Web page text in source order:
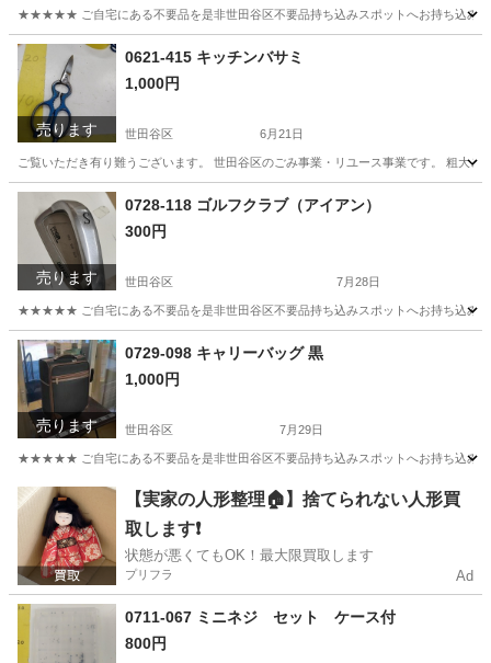
★★★★★ ご自宅にある不要品を是非世田谷区不要品持ち込みスポットへお持ち込みし
東京 世田谷区 カードゲーム スポット
売ります
0621-415 キッチンバサミ
1,000円
世田谷区 6月21日
ご覧いただき有り難うございます。 世⽥⾕区のごみ事業・リユース事業です。 粗
東京 世田谷区 リユース
売ります
0728-118 ゴルフクラブ（アイアン）
300円
世田谷区 7月28日
★★★★★ ご自宅にある不要品を是非世田谷区不要品持ち込みスポットへお持ち込みし
東京 世田谷区 ゴルフクラブ
売ります
0729-098 キャリーバッグ 黒
1,000円
世田谷区 7月29日
★★★★★ ご自宅にある不要品を是非世田谷区不要品持ち込みスポットへお持ち込みし
東京 世田谷区 バッグ キャリーバッグ
【実家の人形整理🏠】捨てられない人形買
取します❗️
状態が悪くてもOK！最大限買取します
プリフラ Ad
0711-067 ミニネジ セット ケース付
800円